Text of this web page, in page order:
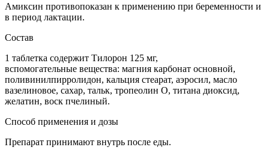
Амиксин противопоказан к применению при беременности и
в период лактации.
Состав
1 таблетка содержит Тилорон 125 мг,
вспомогательные вещества: магния карбонат основной,
поливинилпирролидон, кальция стеарат, аэросил, масло
вазелиновое, сахар, тальк, тропеолин О, титана диоксид,
желатин, воск пчелиный.
Способ применения и дозы
Препарат принимают внутрь после еды.